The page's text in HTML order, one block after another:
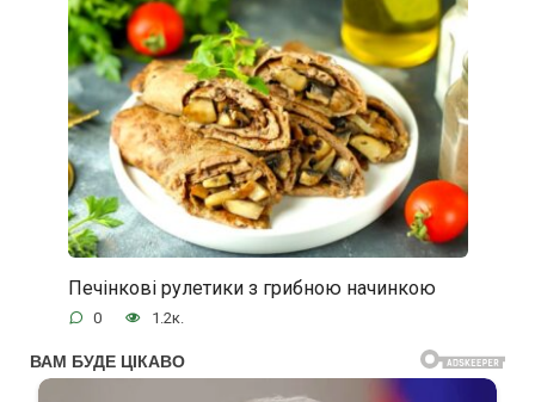
Печінкові рулетики з грибною начинкою
0 1.2к.